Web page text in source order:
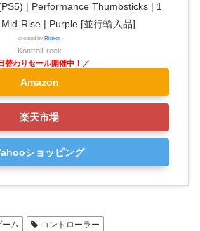
| Performance Thumbsticks | 1
Rise | Purple [並行輸入品]
created by Rinker
KontrolFreek
Amazon
楽天市場
ショッピング
ーム コントローラー